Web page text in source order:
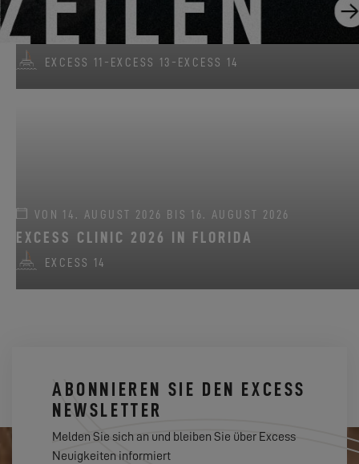
VON 22. JUNI 2026 BIS 31. AUGUST 2026
GO SAILING MIT EXCESS DIESEN SOMMER!
EXCESS 11 - EXCESS 13 - EXCESS 14
VON 14. AUGUST 2026 BIS 16. AUGUST 2026
EXCESS CLINIC 2026 IN FLORIDA
EXCESS 14
ABONNIEREN SIE DEN EXCESS
NEWSLETTER
Melden Sie sich an und bleiben Sie über Excess
Neuigkeiten informiert